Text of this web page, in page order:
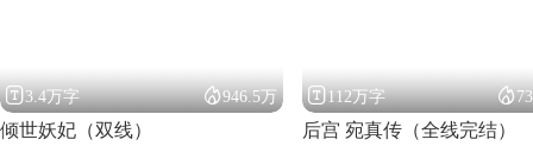
3.4万字 946.5万
倾世妖妃（双线）
112万字 
后宫 宛真传（全线完结）